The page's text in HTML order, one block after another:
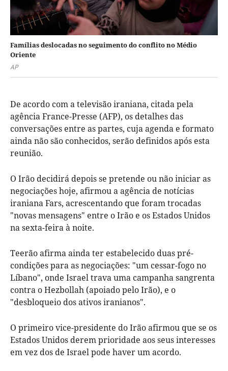
Famílias deslocadas no seguimento do conflito no Médio
Oriente
AP
De acordo com a televisão iraniana, citada pela
agência France-Presse (AFP), os detalhes das
conversações entre as partes, cuja agenda e formato
ainda não são conhecidos, serão definidos após esta
reunião.
O Irão decidirá depois se pretende ou não iniciar as
negociações hoje, afirmou a agência de notícias
iraniana Fars, acrescentando que foram trocadas
"novas mensagens" entre o Irão e os Estados Unidos
na sexta-feira à noite.
Teerão afirma ainda ter estabelecido duas pré-
condições para as negociações: "um cessar-fogo no
Líbano", onde Israel trava uma campanha sangrenta
contra o Hezbollah (apoiado pelo Irão), e o
"desbloqueio dos ativos iranianos".
O primeiro vice-presidente do Irão afirmou que se os
Estados Unidos derem prioridade aos seus interesses
em vez dos de Israel pode haver um acordo.